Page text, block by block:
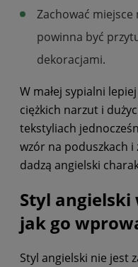
Zachować miejsce
powinna być
dekoracjami.
W małej sypialni
ciężkich narzut i
tekstyliach
wzór na poduszkach i
dadzą angielski
Styl angielski
jak go
Styl angielski nie jest